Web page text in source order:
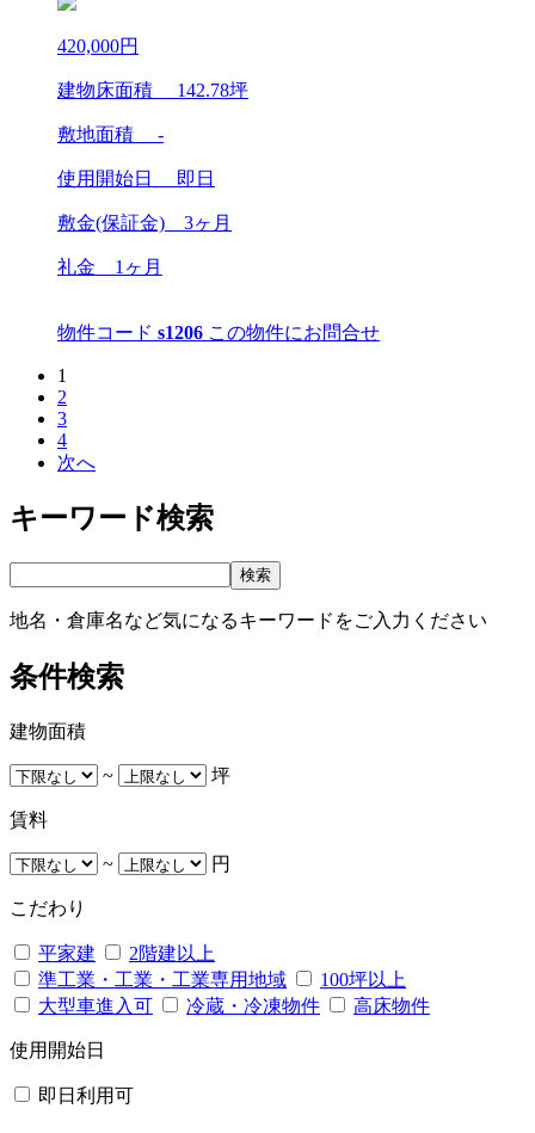
420,000円
建物床面積 142.78坪
敷地面積 -
使用開始日 即日
敷金(保証金) 3ヶ月
礼金 1ヶ月
物件コード s1206 この物件にお問合せ
1
2
3
4
次へ
キーワード検索
地名・倉庫名など気になるキーワードをご入力ください
条件検索
建物面積
~ 坪
賃料
~ 円
こだわり
平家建
2階建以上
準工業・工業・工業専用地域
100坪以上
大型車進入可
冷蔵・冷凍物件 高床物件
使用開始日
即日利用可